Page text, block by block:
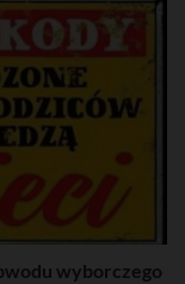
wyborczego